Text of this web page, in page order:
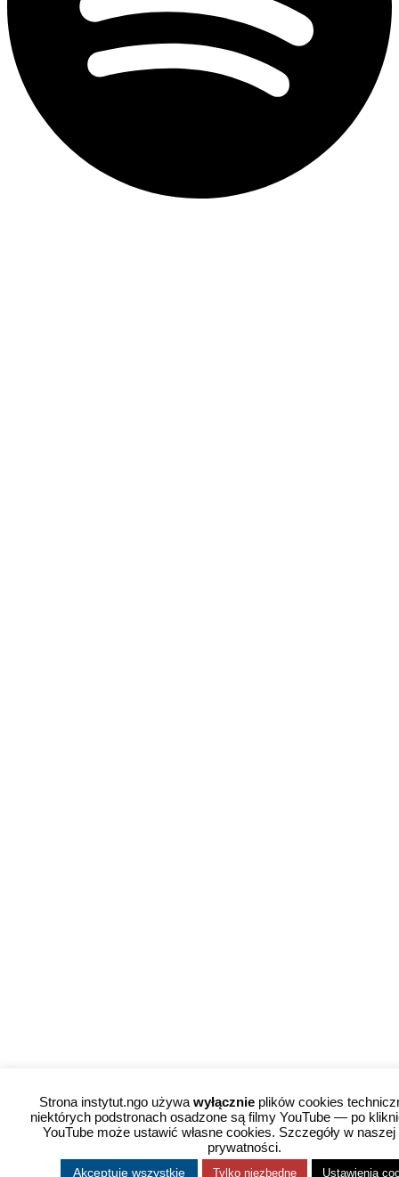
Strona instytut.ngo używawyłącznie plików cookies
niektórych podstronach osadzone są filmy YouTube — po
YouTube może ustawić własne cookies. Szczegóły w
prywatności.
Akceptuję wszystkie Tylko niezbędne Ustawienia